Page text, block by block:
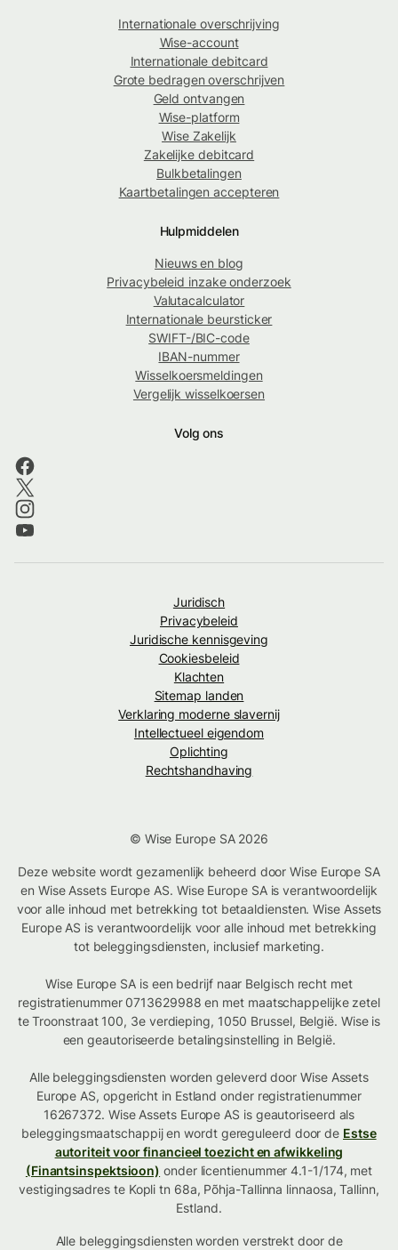
Internationale overschrijving
Wise-account
Internationale debitcard
Grote bedragen overschrijven
Geld ontvangen
Wise-platform
Wise Zakelijk
Zakelijke debitcard
Bulkbetalingen
Kaartbetalingen accepteren
Hulpmiddelen
Nieuws en blog
Privacybeleid inzake onderzoek
Valutacalculator
Internationale beursticker
SWIFT-/BIC-code
IBAN-nummer
Wisselkoersmeldingen
Vergelijk wisselkoersen
Volg ons
Juridisch
Privacybeleid
Juridische kennisgeving
Cookiesbeleid
Klachten
Sitemap landen
Verklaring moderne slavernij
Intellectueel eigendom
Oplichting
Rechtshandhaving
© Wise Europe SA 2026
Deze website wordt gezamenlijk beheerd door Wise Europe SA
en Wise Assets Europe AS. Wise Europe SA is verantwoordelijk
voor alle inhoud met betrekking tot betaaldiensten. Wise Assets
Europe AS is verantwoordelijk voor alle inhoud met betrekking
tot beleggingsdiensten, inclusief marketing.
Wise Europe SA is een bedrijf naar Belgisch recht met
registratienummer 0713629988 en met maatschappelijke zetel
te Troonstraat 100, 3e verdieping, 1050 Brussel, België. Wise is
een geautoriseerde betalingsinstelling in België.
Alle beleggingsdiensten worden geleverd door Wise Assets
Europe AS, opgericht in Estland onder registratienummer
16267372. Wise Assets Europe AS is geautoriseerd als
beleggingsmaatschappij en wordt gereguleerd door de Estse
autoriteit voor financieel toezicht en afwikkeling
(Finantsinspektsioon) onder licentienummer 4.1-1/174, met
vestigingsadres te Kopli tn 68a, Põhja-Tallinna linnaosa, Tallinn,
Estland.
Alle beleggingsdiensten worden verstrekt door de